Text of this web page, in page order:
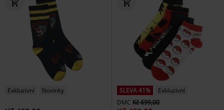
Exkluzivní Novinky SLEVA 41%
Exkluzivní
DMC Kč 699,00